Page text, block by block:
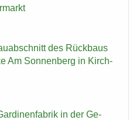
des Rück­baus
Am Son­nen­berg in Kirch­
in der Ge­